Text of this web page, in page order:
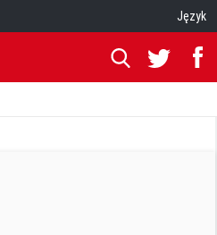
Język